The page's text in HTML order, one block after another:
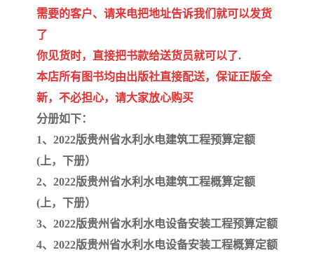
需要的客户、请来电把地址告诉我们就可以发货
了
你见货时，直接把书款给送货员就可以了.
本店所有图书均由出版社直接配送，保证正版全
新，不必担心，请大家放心购买
分册如下：
1、2022版贵州省水利水电建筑工程预算定额
(上，下册）
2、2022版贵州省水利水电建筑工程概算定额
(上，下册）
3、2022版贵州省水利水电设备安装工程预算定额
4、2022版贵州省水利水电设备安装工程概算定额
青海省建筑工程消耗量定 西藏建筑工程计价定额
20kv及以下配电网工程定 地质灾害治理工程质量检
验评定标准
广西建筑安装工程预算定 内河沿海港口疏浚定额
*考军校教材
海南省建设工程预算定额
电力工程预算概算定额 重庆市建设工程计价定额
江苏省建设工程计价定额 深圳市建设工程消耗量定